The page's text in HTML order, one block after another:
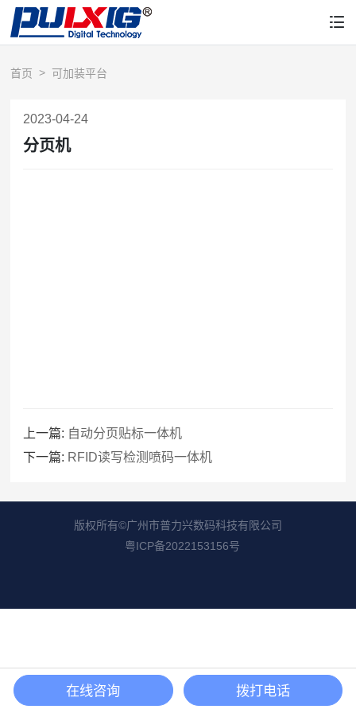
首页 可加装平台
2023-04-24
分页机
上一篇: 自动分页贴标一体机
下一篇: RFID读写检测喷码一体机
版权所有©广州市普力兴数码科技有限公司
粤ICP备2022153156号
在线咨询 拨打电话